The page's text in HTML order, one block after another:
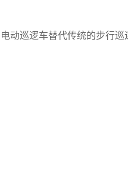
动巡逻车替代传统的步行巡